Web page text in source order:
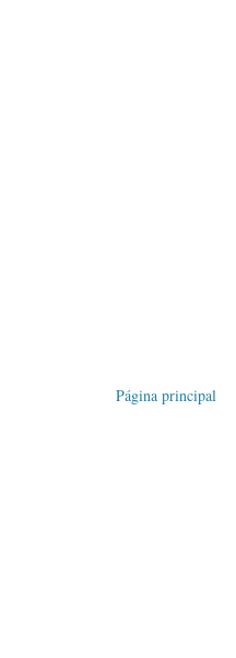
Página principal